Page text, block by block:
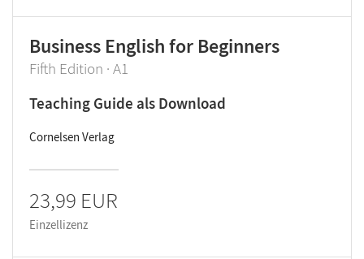
Business English for Beginners
Fifth Edition · A1
Teaching Guide als Download
Cornelsen Verlag
23,99 EUR
Einzellizenz